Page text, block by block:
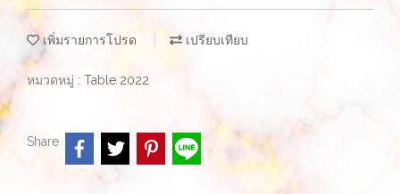
เพิ่มรายการโปรด เปรียบเทียบ
หมวดหมู่ : Table 2022
Share